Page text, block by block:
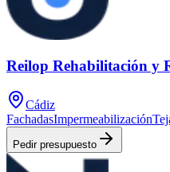
Reilop Rehabilitación y
Cádiz
FachadasImpermeabilización
Pedir presupuesto